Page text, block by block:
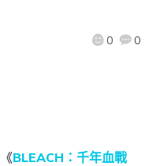
0 0
BLEACH：千年血戰